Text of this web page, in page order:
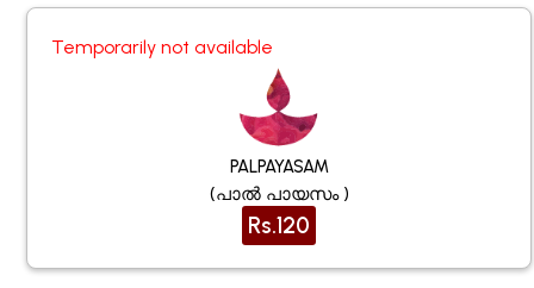
Temporarily not available
PALPAYASAM
(പാൽ പായസം )
Rs.120